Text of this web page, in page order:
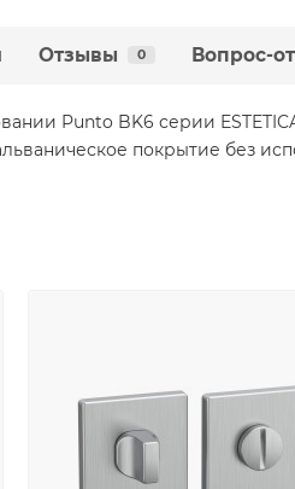
Отзывы 0 Вопрос-
Punto BK6 серии
покрытие без